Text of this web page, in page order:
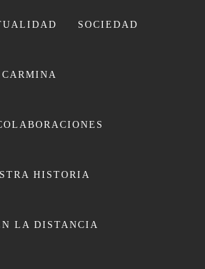
SOCIEDAD
HISTORIA
LA DISTANCIA